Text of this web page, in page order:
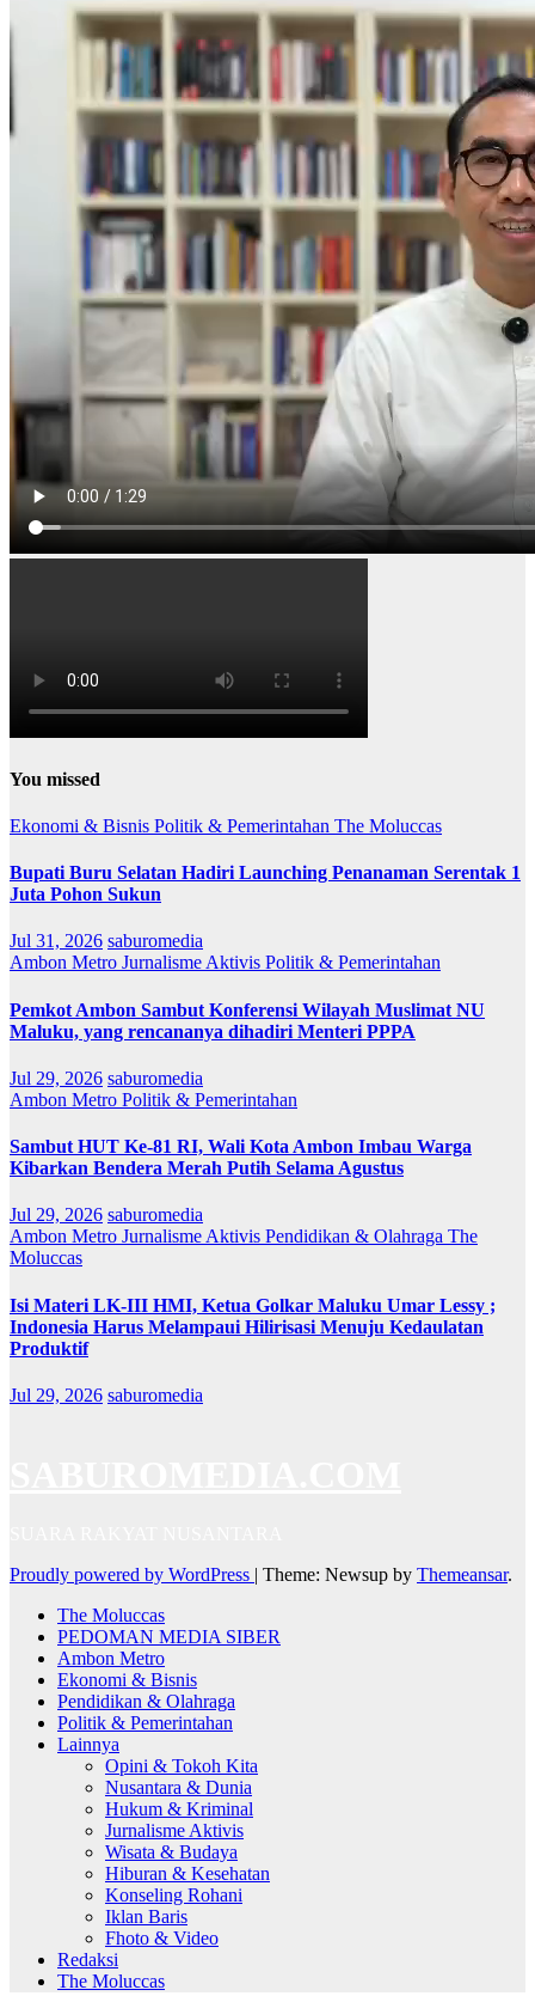
You missed
Ekonomi & Bisnis Politik & Pemerintahan The Moluccas
Bupati Buru Selatan Hadiri Launching Penanaman Serentak 1
Juta Pohon Sukun
Jul 31, 2026 saburomedia
Ambon Metro Jurnalisme Aktivis Politik & Pemerintahan
Pemkot Ambon Sambut Konferensi Wilayah Muslimat NU
Maluku, yang rencananya dihadiri Menteri PPPA
Jul 29, 2026 saburomedia
Ambon Metro Politik & Pemerintahan
Sambut HUT Ke-81 RI, Wali Kota Ambon Imbau Warga
Kibarkan Bendera Merah Putih Selama Agustus
Jul 29, 2026 saburomedia
Ambon Metro Jurnalisme Aktivis Pendidikan & Olahraga The
Moluccas
Isi Materi LK-III HMI, Ketua Golkar Maluku Umar Lessy ;
Indonesia Harus Melampaui Hilirisasi Menuju Kedaulatan
Produktif
Jul 29, 2026 saburomedia
Proudly powered by WordPress | Theme: Newsup by Themeansar.
The Moluccas
PEDOMAN MEDIA SIBER
Ambon Metro
Ekonomi & Bisnis
Pendidikan & Olahraga
Politik & Pemerintahan
Lainnya
Opini & Tokoh Kita
Nusantara & Dunia
Hukum & Kriminal
Jurnalisme Aktivis
Wisata & Budaya
Hiburan & Kesehatan
Konseling Rohani
Iklan Baris
Fhoto & Video
Redaksi
The Moluccas